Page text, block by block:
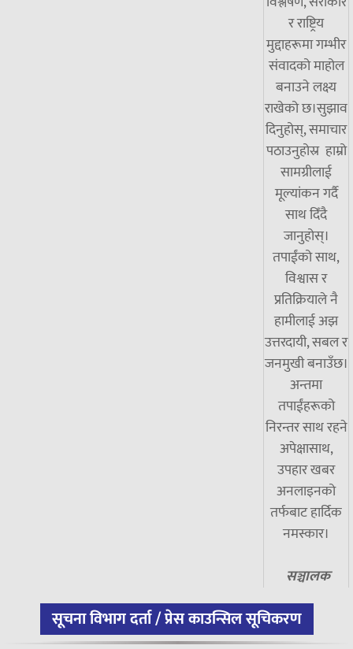
र राष्ट्रिय
मुद्दाहरूमा गम्भीर
संवादको माहोल
बनाउने लक्ष्य
राखेको छ।सुझाव
दिनुहोस्, समाचार
पठाउनुहोस्र हाम्रो
सामग्रीलाई
मूल्यांकन गर्दै
साथ दिँदै
जानुहोस्।
तपाईंको साथ,
विश्वास र
प्रतिक्रियाले नै
हामीलाई अझ
उत्तरदायी, सबल र
जनमुखी बनाउँछ।
अन्तमा
तपाईंहरूको
निरन्तर साथ रहने
अपेक्षासाथ,
उपहार खबर
अनलाइनको
तर्फबाट हार्दिक
नमस्कार।
सञ्चालक
सूचना विभाग दर्ता / प्रेस काउन्सिल सूचिकरण